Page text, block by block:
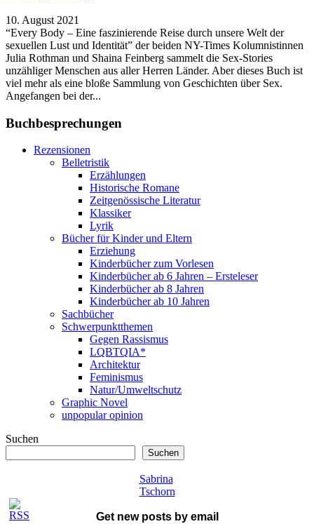
10. August 2021
“Every Body – Eine faszinierende Reise durch unsere Welt der
sexuellen Lust und Identität” der beiden NY-Times Kolumnistinnen
Julia Rothman und Shaina Feinberg sammelt die Sex-Stories
unzähliger Menschen aus aller Herren Länder. Aber dieses Buch ist
viel mehr als eine bloße Sammlung von Geschichten über Sex.
Angefangen bei der...
Buchbesprechungen
Rezensionen
Belletristik
Erzählungen
Historische Romane
Zeitgenössische Literatur
Klassiker
Lyrik
Bücher für Kinder und Eltern
Erziehung
Kinderbücher zum Vorlesen
Kinderbücher ab 6 Jahren – Ersteleser
Kinderbücher ab 8 Jahren
Kinderbücher ab 10 Jahren
Sachbücher
Schwerpunktthemen
Gegen Rassismus
LQBTQIA*
Architektur
Feminismus
Natur/Umweltschutz
Graphic Novel
unpopular opinion
Suchen
Suchen
Sabrina
Tschorn
Get new posts by email